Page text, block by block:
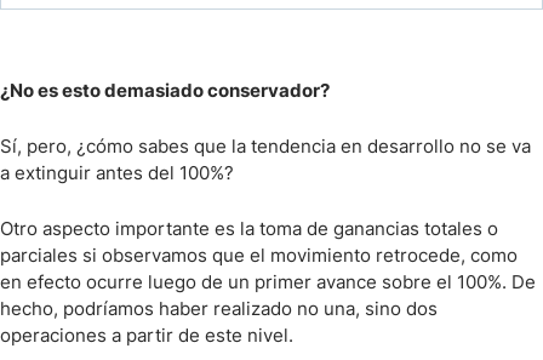
¿No es esto demasiado conservador?
Sí, pero, ¿cómo sabes que la tendencia en desarrollo no se va
a extinguir antes del 100%?
Otro aspecto importante es la toma de ganancias totales o
parciales si observamos que el movimiento retrocede, como
en efecto ocurre luego de un primer avance sobre el 100%. De
hecho, podríamos haber realizado no una, sino dos
operaciones a partir de este nivel.